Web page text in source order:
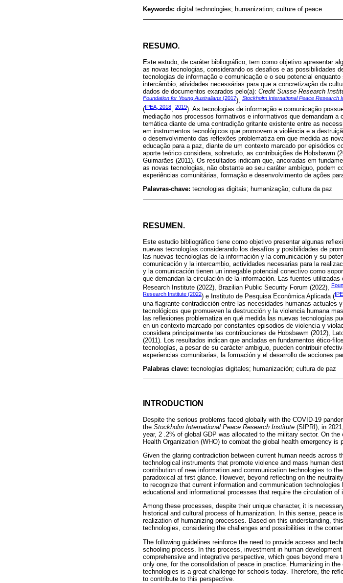
Keywords: digital technologies; humanization; culture of peace
RESUMO.
Este estudo, de caráter bibliográfico, tem como objetivo apresentar
as novas tecnologias, considerando os desafios e as possibilidades
tecnologias de informação e comunicação e o seu potencial
intercâmbio, atividades necessárias para que a concretização da
dados de documentos exarados pelo(a): Credit Suisse Research
Foundation for Young Australians (2017), Stockholm International Peace Research
(IPEA, 2018, 2019). As tecnologias de informação e comunicação
mediação nos processos formativos e informativos que demandam
temática diante de uma contradição gritante existente entre as
em instrumentos tecnológicos que promovem a violência e a
o desenvolvimento das reflexões problematiza em que medida as
educação para a paz, diante de um contexto marcado por episódios
aporte teórico considera, sobretudo, as contribuições de Hobsbawm
Guimarães (2011). Os resultados indicam que, ancoradas em
as novas tecnologias, não obstante ao seu caráter ambíguo, podem
experiências comunitárias, formação e desenvolvimento de ações
Palavras-chave: tecnologias digitais; humanização; cultura da paz
RESUMEN.
Este estudio bibliográfico tiene como objetivo presentar algunas
nuevas tecnologías considerando los desafíos y posibilidades de
las nuevas tecnologías de la información y la comunicación y su
comunicación y la intercambio, actividades necesarias para la
y la comunicación tienen un innegable potencial conectivo como
que demandan la circulación de la información. Las fuentes
Research Institute (2022), Brazilian Public Security Forum (2022),
Research Institute (2022) e Instituto de Pesquisa Econômica Aplicada (
una flagrante contradicción entre las necesidades humanas actuales
tecnológicos que promueven la destrucción y la violencia humana
las reflexiones problematiza en qué medida las nuevas tecnologías
en un contexto marcado por constantes episodios de violencia y
considera principalmente las contribuciones de Hobsbawm (2012),
(2011). Los resultados indican que ancladas en fundamentos ético-
tecnologías, a pesar de su carácter ambiguo, pueden contribuir
experiencias comunitarias, la formación y el desarrollo de acciones
Palabras clave: tecnologías digitales; humanización; cultura de paz
INTRODUCTION
Despite the serious problems faced globally with the COVID-19
the Stockholm International Peace Research Institute (SIPRI), in
year, 2 .2% of global GDP was allocated to the military sector. On
Health Organization (WHO) to combat the global health emergency
Given the glaring contradiction between current human needs across
technological instruments that promote violence and mass human
contribution of new information and communication technologies to
paradoxical at first glance. However, beyond reflecting on the
to recognize that current information and communication
educational and informational processes that require the circulation of
Among these processes, despite their unique character, it is
historical and cultural process of humanization. In this sense, peace
realization of humanizing processes. Based on this understanding,
technologies, considering the challenges and possibilities in the
The following guidelines reinforce the need to provide access and
schooling process. In this process, investment in human
comprehensive and integrative perspective, which goes beyond
only one, for the consolidation of peace in practice. Humanizing in
technologies is a great challenge for schools today. Therefore, the
to contribute to this perspective.